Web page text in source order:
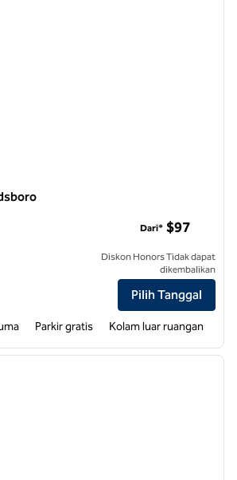
Hampton Inn Goldsboro
Dari* $97
Diskon Honors Tidak dapat
dikembalikan
Pilih Tanggal
Parkir gratis Kolam luar ruangan